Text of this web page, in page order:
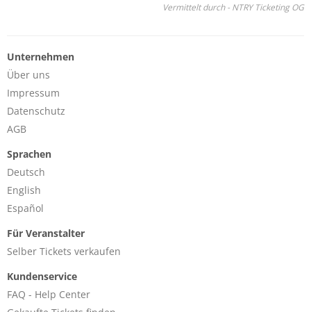
Vermittelt durch - NTRY Ticketing OG
Unternehmen
Über uns
Impressum
Datenschutz
AGB
Sprachen
Deutsch
English
Español
Für Veranstalter
Selber Tickets verkaufen
Kundenservice
FAQ - Help Center